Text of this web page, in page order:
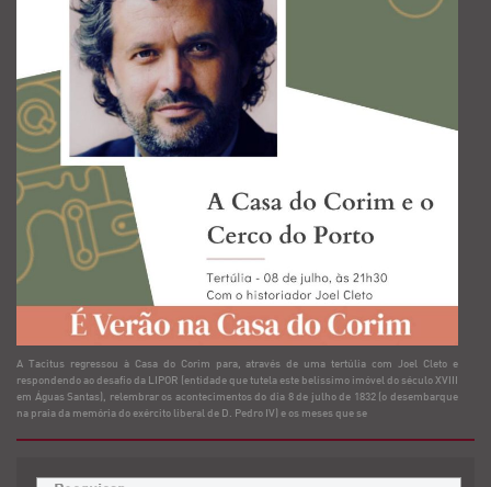
A Tacitus regressou à Casa do Corim para, através de uma tertúlia com Joel Cleto e
respondendo ao desafio da LIPOR (entidade que tutela este belíssimo imóvel do século XVIII
em Águas Santas), relembrar os acontecimentos do dia 8 de julho de 1832 (o desembarque
na praia da memória do exército liberal de D. Pedro IV) e os meses que se